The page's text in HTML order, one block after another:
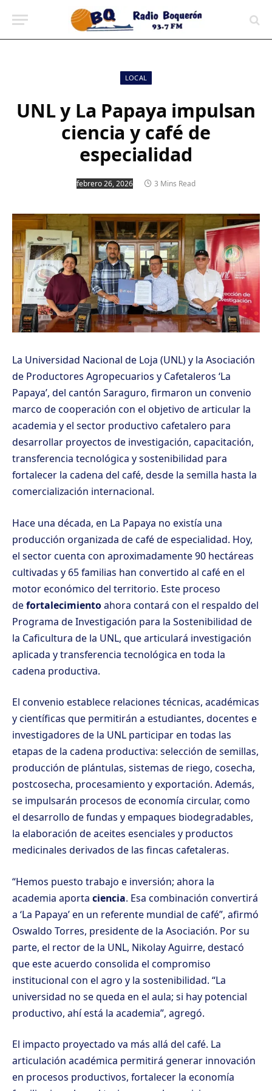
LOCAL
UNL y La Papaya impulsan
ciencia y café de
especialidad
febrero 26, 2026 3 Mins Read
La Universidad Nacional de Loja (UNL) y la Asociación
de Productores Agropecuarios y Cafetaleros ‘La
Papaya’, del cantón Saraguro, firmaron un convenio
marco de cooperación con el objetivo de articular la
academia y el sector productivo cafetalero para
desarrollar proyectos de investigación, capacitación,
transferencia tecnológica y sostenibilidad para
fortalecer la cadena del café, desde la semilla hasta la
comercialización internacional.
Hace una década, en La Papaya no existía una
producción organizada de café de especialidad. Hoy,
el sector cuenta con aproximadamente 90 hectáreas
cultivadas y 65 familias han convertido al café en el
motor económico del territorio. Este proceso
defortalecimientoahora contará con el respaldo del
Programa de Investigación para la Sostenibilidad de
la Caficultura de la UNL, que articulará investigación
aplicada y transferencia tecnológica en toda la
cadena productiva.
El convenio establece relaciones técnicas, académicas
y científicas que permitirán a estudiantes, docentes e
investigadores de la UNL participar en todas las
etapas de la cadena productiva: selección de semillas,
producción de plántulas, sistemas de riego, cosecha,
postcosecha, procesamiento y exportación. Además,
se impulsarán procesos de economía circular, como
el desarrollo de fundas y empaques biodegradables,
la elaboración de aceites esenciales y productos
medicinales derivados de las fincas cafetaleras.
“Hemos puesto trabajo e inversión; ahora la
academia aporta ciencia. Esa combinación convertirá
a ‘La Papaya’ en un referente mundial de café”, afirmó
Oswaldo Torres, presidente de la Asociación. Por su
parte, el rector de la UNL, Nikolay Aguirre, destacó
que este acuerdo consolida el compromiso
institucional con el agro y la sostenibilidad. “La
universidad no se queda en el aula; si hay potencial
productivo, ahí está la academia”, agregó.
El impacto proyectado va más allá del café. La
articulación académica permitirá generar innovación
en procesos productivos, fortalecer la economía